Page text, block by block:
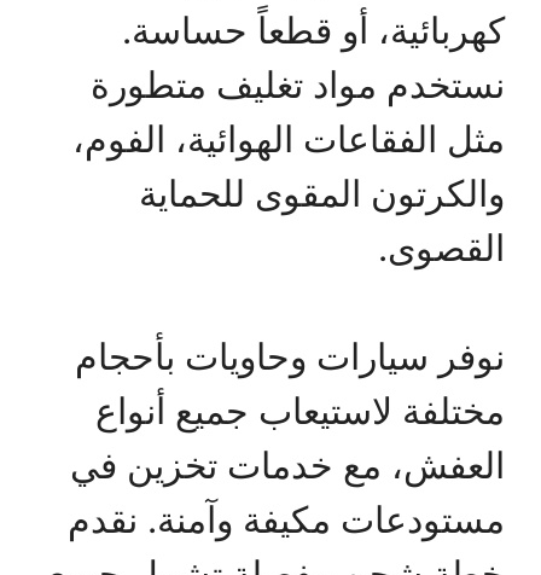
كهربائية، أو قطعاً حساسة.
نستخدم مواد تغليف متطورة
مثل الفقاعات الهوائية، الفوم،
والكرتون المقوى للحماية
القصوى.
نوفر سيارات وحاويات بأحجام
مختلفة لاستيعاب جميع أنواع
العفش، مع خدمات تخزين في
مستودعات مكيفة وآمنة. نقدم